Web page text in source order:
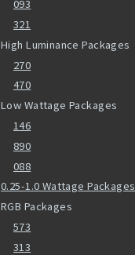
093
321
High Luminance Packages
270
470
Low Wattage Packages
146
890
088
0.25-1.0 Wattage Packages
RGB Packages
573
313